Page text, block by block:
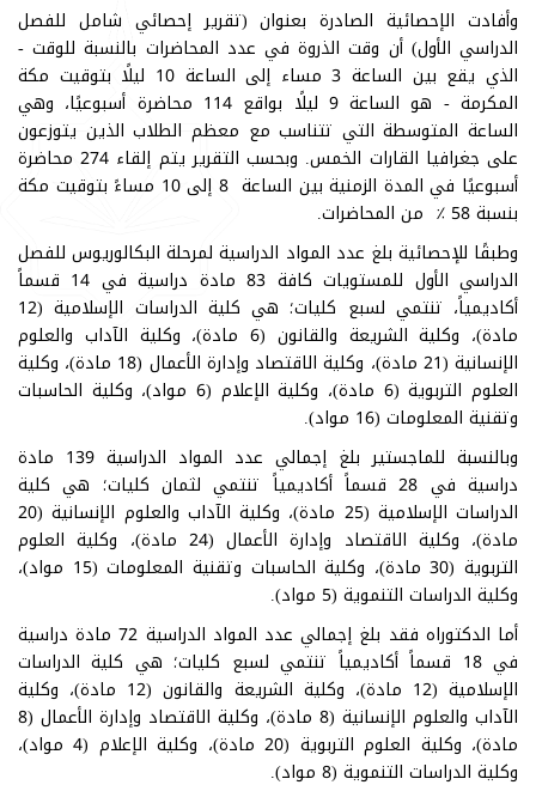
وأفادت الإحصائية الصادرة بعنوان (تقرير إحصائي شامل للفصل
الدراسي الأول) أن وقت الذروة في عدد المحاضرات بالنسبة للوقت -
الذي يقع بين الساعة 3 مساء إلى الساعة 10 ليلًا بتوقيت مكة
المكرمة - هو الساعة 9 ليلًا بواقع 114 محاضرة أسبوعيًا، وهي
الساعة المتوسطة التي تتناسب مع معظم الطلاب الذين يتوزعون
على جغرافيا القارات الخمس. وبحسب التقرير يتم إلقاء 274 محاضرة
أسبوعيًا في المدة الزمنية بين الساعة 8 إلى 10 مساءً بتوقيت مكة
بنسبة 58 ٪ من المحاضرات.
وطبقًا للإحصائية بلغ عدد المواد الدراسية لمرحلة البكالوريوس للفصل
الدراسي الأول للمستويات كافة 83 مادة دراسية في 14 قسماً
أكاديمياً، تنتمي لسبع كليات؛ هي كلية الدراسات الإسلامية (12
مادة)، وكلية الشريعة والقانون (6 مادة)، وكلية الآداب والعلوم
الإنسانية (21 مادة)، وكلية الاقتصاد وإدارة الأعمال (18 مادة)، وكلية
العلوم التربوية (6 مادة)، وكلية الإعلام (6 مواد)، وكلية الحاسبات
وتقنية المعلومات (16 مواد).
وبالنسبة للماجستير بلغ إجمالي عدد المواد الدراسية 139 مادة
دراسية في 28 قسماً أكاديمياً تنتمي لثمان كليات؛ هي كلية
الدراسات الإسلامية (25 مادة)، وكلية الآداب والعلوم الإنسانية (20
مادة)، وكلية الاقتصاد وإدارة الأعمال (24 مادة)، وكلية العلوم
التربوية (30 مادة)، وكلية الحاسبات وتقنية المعلومات (15 مواد)،
وكلية الدراسات التنموية (5 مواد).
أما الدكتوراه فقد بلغ إجمالي عدد المواد الدراسية 72 مادة دراسية
في 18 قسماً أكاديمياً تنتمي لسبع كليات؛ هي كلية الدراسات
الإسلامية (12 مادة)، وكلية الشريعة والقانون (12 مادة)، وكلية
الآداب والعلوم الإنسانية (8 مادة)، وكلية الاقتصاد وإدارة الأعمال (8
مادة)، وكلية العلوم التربوية (20 مادة)، وكلية الإعلام (4 مواد)،
وكلية الدراسات التنموية (8 مواد).